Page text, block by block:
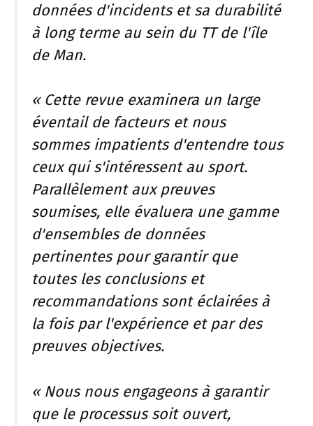
données d'incidents et sa durabilité
à long terme au sein du TT de l'île
de Man.
« Cette revue examinera un large
éventail de facteurs et nous
sommes impatients d'entendre tous
ceux qui s'intéressent au sport.
Parallèlement aux preuves
soumises, elle évaluera une gamme
d'ensembles de données
pertinentes pour garantir que
toutes les conclusions et
recommandations sont éclairées à
la fois par l'expérience et par des
preuves objectives.
« Nous nous engageons à garantir
que le processus soit ouvert,